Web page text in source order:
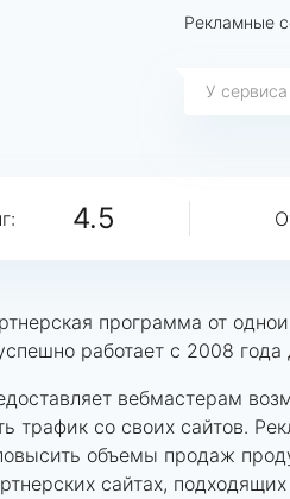
Рекламные
У
4.5
программа от
работает с 2008
вебмастерам
трафик со своих сайтов.
объемы продаж
сайтах,